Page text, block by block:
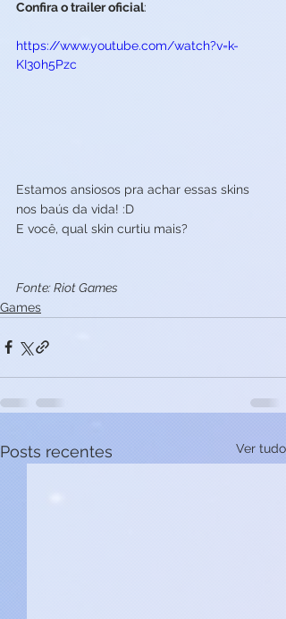
Confira o trailer oficial:
https://www.youtube.com/watch?v=k-
KI30h5Pzc
Estamos ansiosos pra achar essas skins
nos baús da vida! :D
E você, qual skin curtiu mais?
Fonte: Riot Games
Games
Posts recentes Ver tudo